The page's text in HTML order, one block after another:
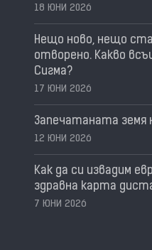
18 ЮНИ 2026
Нещо ново, нещо
отворено. Какво
Сигма?
17 ЮНИ 2026
Запечатаната земя
12 ЮНИ 2026
Как да си извадим
здравна карта
7 ЮНИ 2026